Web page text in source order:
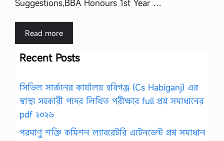
Suggestions,BBA Honours 1st Year …
Read more
Recent Posts
সিভিল সার্জনের কার্যালয় হবিগঞ্জ (Cs Habiganj) এর
স্বাস্থ্য সহকারী পদের লিখিত পরীক্ষার full প্রশ্ন সমাধানের
pdf ২০২৬
পরমাণু শক্তি কমিশন ল্যাবরেটরি এটেনডেন্ট প্রশ্ন সমাধান